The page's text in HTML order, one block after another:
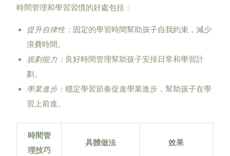
時間管理和學習習慣的好處包括：
提升自律性： 固定的學習時間幫助孩子自我約束，減少
浪費時間。
規劃能力： 良好時間管理幫助孩子安排日常和學習計
劃。
學業進步：穩定學習節奏促進學業進步，幫助孩子在學
習上前進。
時間管
理技巧
具體做法 效果